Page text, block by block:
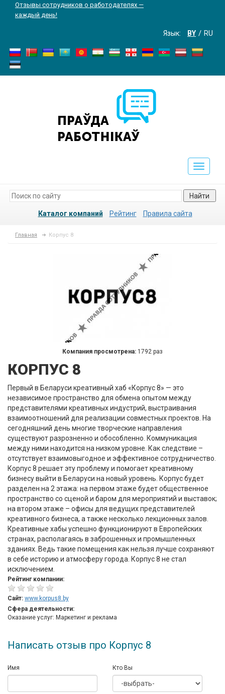
Отзывы сотрудников о работодателях —
каждый день!
Язык: BY RU
Toggle
Найти
Каталог компаний Рейтинг Правила сайта
Главная Корпус 8
Компания просмотрена: 1792 раз
КОРПУС 8
Первый в Беларуси креативный хаб «Корпус 8» — это
независимое пространство для обмена опытом между
представителями креативных индустрий, выстраивания
взаимоотношений для реализации совместных проектов. На
сегодняшний день многие творческие направления
существуют разрозненно и обособленно. Коммуникация
между ними находится на низком уровне. Как следствие –
отсутствует взаимовыгодное и эффективное сотрудничество.
Корпус 8 решает эту проблему и помогает креативному
бизнесу выйти в Беларуси на новый уровень. Корпус будет
разделен на 2 этажа: на первом этаже будет общественное
пространство со сценой и баром для мероприятий и выставок;
на втором этаже – офисы для ведущих представителей
креативного бизнеса, а также несколько лекционных залов.
Креативные хабы успешно функционируют в Европейских
странах, располагаясь в заброшенных и промышленных
зданиях. Ведь такие помещения как нельзя лучше сохраняют
в себе историю и атмосферу города. Корпус 8 не стал
исключением.
Рейтинг компании:
Сайт: www.korpus8.by
Сфера деятельности:
Оказание услуг: Маркетинг и реклама
Написать отзыв про Корпус 8
Имя Кто Вы